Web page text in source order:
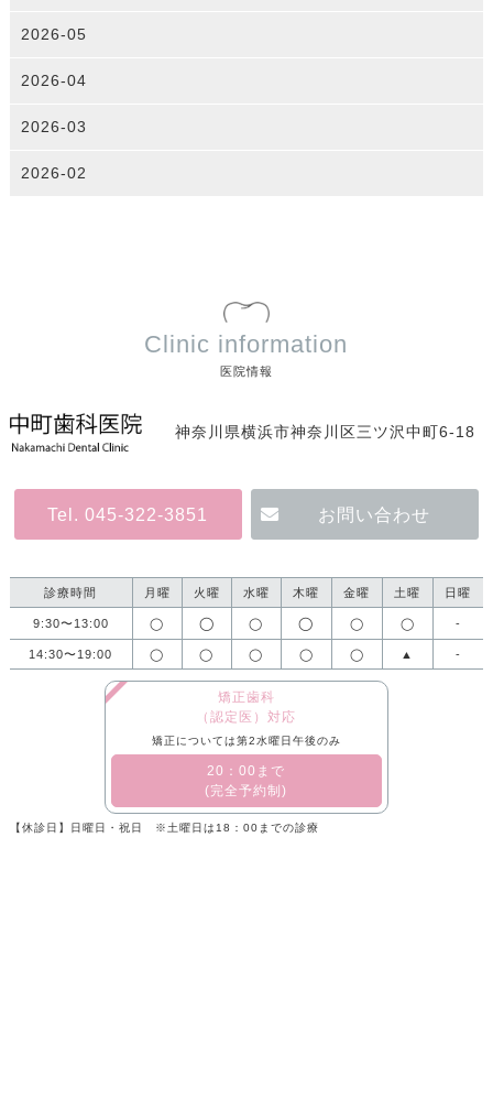
2026-05
2026-04
2026-03
2026-02
Clinic information
医院情報
神奈川県横浜市神奈川区三ツ沢中町6-18
Tel. 045-322-3851 お問い合わせ
診療時間 月曜 火曜 水曜 木曜 金曜 土曜 日曜
9:30〜13:00 ◯ ◯ ◯ ◯ ◯ ◯ -
14:30〜19:00 ◯ ◯ ◯ ◯ ◯ ▲ -
矯正歯科
（認定医）対応
矯正については第2水曜日午後のみ
​20：00まで
(完全予約制)
【休診日】日曜日・祝日 ※土曜日は18：00までの診療